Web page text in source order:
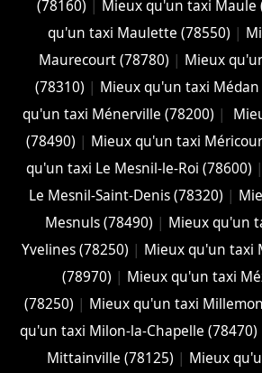
(78160) | Mieux qu'un taxi Maule
qu'un taxi Maulette (78550) |
Maurecourt (78780) | Mieux
(78310) | Mieux qu'un taxi Médan
qu'un taxi Ménerville (78200) |
(78490) | Mieux qu'un taxi
qu'un taxi Le Mesnil-le-Roi (78600) |
Le Mesnil-Saint-Denis (78320) |
Mesnuls (78490) | Mieux qu'un
Yvelines (78250) | Mieux qu'un taxi
(78970) | Mieux qu'un taxi
(78250) | Mieux qu'un taxi
qu'un taxi Milon-la-Chapelle (78470)
Mittainville (78125) | Mieux